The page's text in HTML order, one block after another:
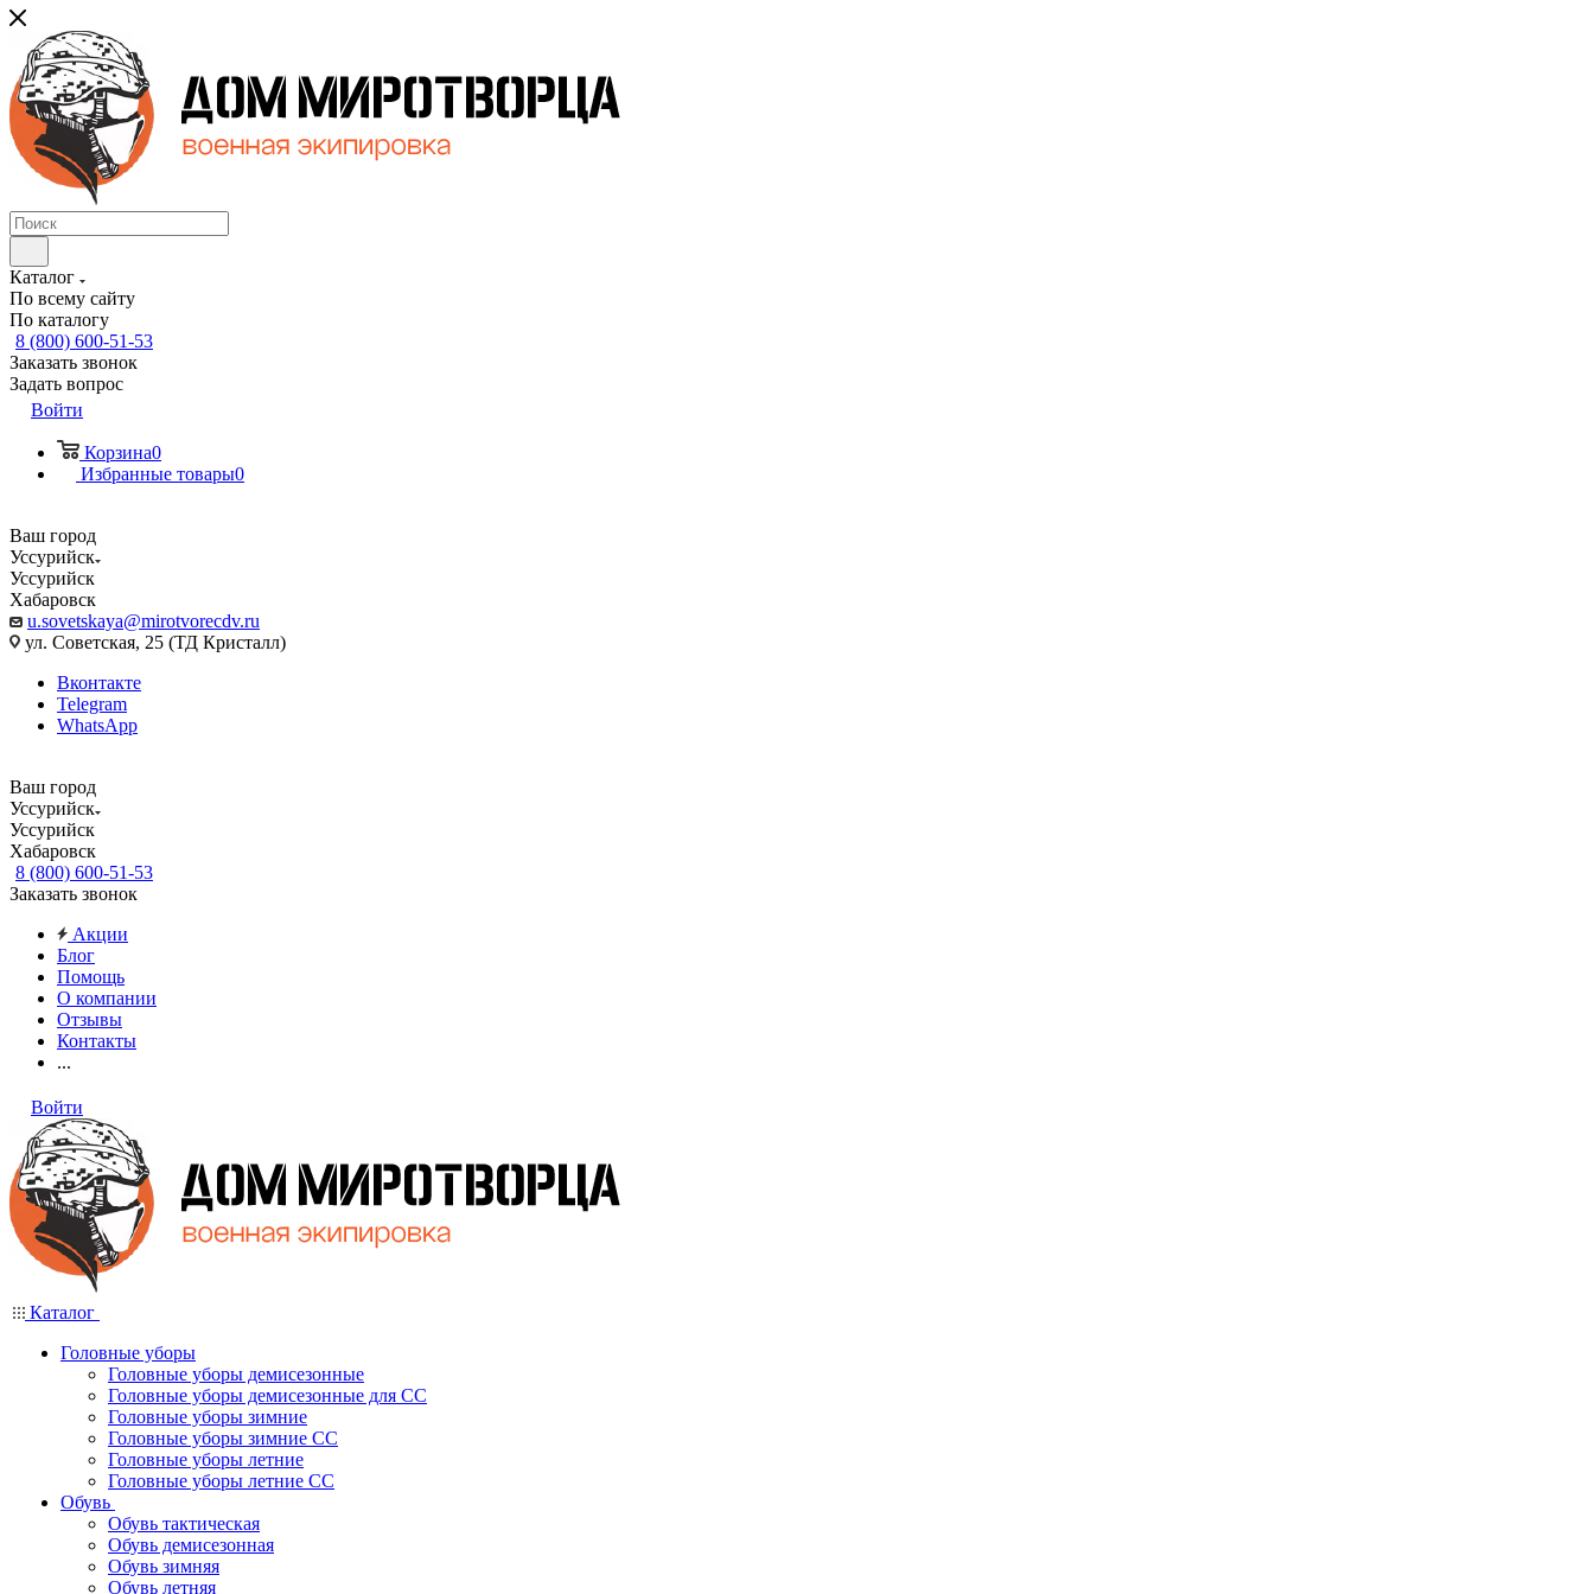
Каталог
По всему сайту
По каталогу
8 (800) 600-51-53
Заказать звонок
Задать вопрос
Войти
Корзина0
Избранные товары0
Ваш город
Уссурийск
Уссурийск
Хабаровск
u.sovetskaya@mirotvorecdv.ru
ул. Советская, 25 (ТД Кристалл)
Вконтакте
Telegram
WhatsApp
Ваш город
Уссурийск
Уссурийск
Хабаровск
8 (800) 600-51-53
Заказать звонок
Акции
Блог
Помощь
О компании
Отзывы
Контакты
...
Войти
Каталог
Головные уборы
Головные уборы демисезонные
Головные уборы демисезонные для СС
Головные уборы зимние
Головные уборы зимние СС
Головные уборы летние
Головные уборы летние СС
Обувь
Обувь тактическая
Обувь демисезонная
Обувь зимняя
Обувь летняя